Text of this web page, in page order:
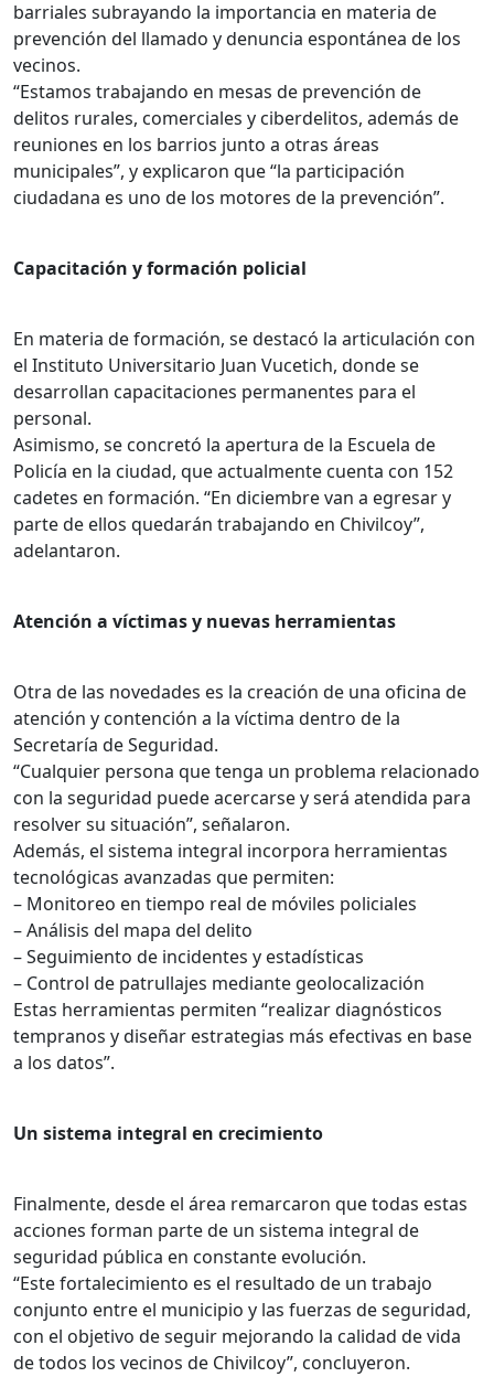
barriales subrayando la importancia en materia de
prevención del llamado y denuncia espontánea de los
vecinos.
“Estamos trabajando en mesas de prevención de
delitos rurales, comerciales y ciberdelitos, además de
reuniones en los barrios junto a otras áreas
municipales”, y explicaron que “la participación
ciudadana es uno de los motores de la prevención”.
Capacitación y formación policial
En materia de formación, se destacó la articulación con
el Instituto Universitario Juan Vucetich, donde se
desarrollan capacitaciones permanentes para el
personal.
Asimismo, se concretó la apertura de la Escuela de
Policía en la ciudad, que actualmente cuenta con 152
cadetes en formación. “En diciembre van a egresar y
parte de ellos quedarán trabajando en Chivilcoy”,
adelantaron.
Atención a víctimas y nuevas herramientas
Otra de las novedades es la creación de una oficina de
atención y contención a la víctima dentro de la
Secretaría de Seguridad.
“Cualquier persona que tenga un problema relacionado
con la seguridad puede acercarse y será atendida para
resolver su situación”, señalaron.
Además, el sistema integral incorpora herramientas
tecnológicas avanzadas que permiten:
– Monitoreo en tiempo real de móviles policiales
– Análisis del mapa del delito
– Seguimiento de incidentes y estadísticas
– Control de patrullajes mediante geolocalización
Estas herramientas permiten “realizar diagnósticos
tempranos y diseñar estrategias más efectivas en base
a los datos”.
Un sistema integral en crecimiento
Finalmente, desde el área remarcaron que todas estas
acciones forman parte de un sistema integral de
seguridad pública en constante evolución.
“Este fortalecimiento es el resultado de un trabajo
conjunto entre el municipio y las fuerzas de seguridad,
con el objetivo de seguir mejorando la calidad de vida
de todos los vecinos de Chivilcoy”, concluyeron.